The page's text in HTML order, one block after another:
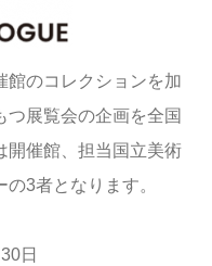
館のコレクションを加
つ展覧会の企画を全国
開催館、担当国立美術
3者となります。
日